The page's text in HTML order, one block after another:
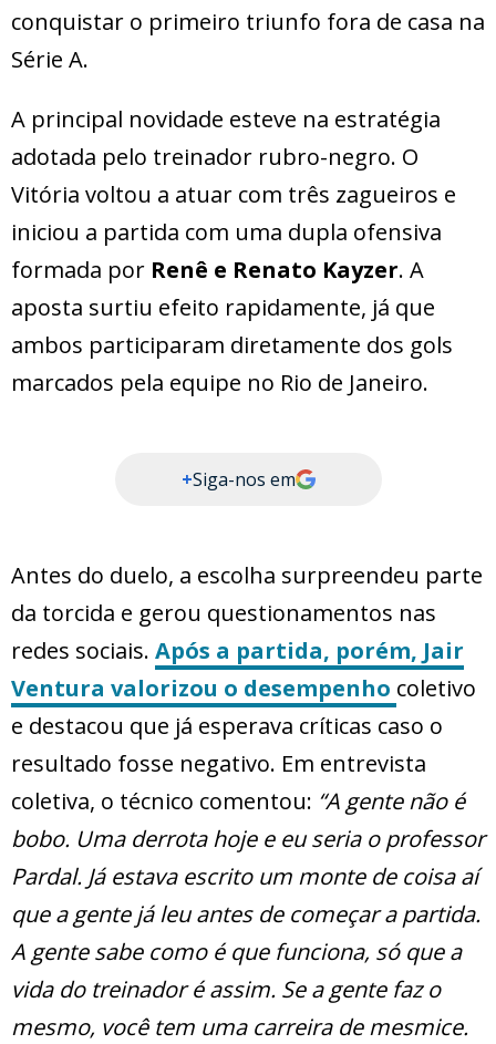
conquistar o primeiro triunfo fora de casa na
Série A.
A principal novidade esteve na estratégia
adotada pelo treinador rubro-negro. O
Vitória voltou a atuar com três zagueiros e
iniciou a partida com uma dupla ofensiva
formada por Renê e Renato Kayzer. A
aposta surtiu efeito rapidamente, já que
ambos participaram diretamente dos gols
marcados pela equipe no Rio de Janeiro.
+Siga-nos em
Antes do duelo, a escolha surpreendeu parte
da torcida e gerou questionamentos nas
redes sociais. Após a partida, porém, Jair
Ventura valorizou o desempenho coletivo
e destacou que já esperava críticas caso o
resultado fosse negativo. Em entrevista
coletiva, o técnico comentou: “A gente não é
bobo. Uma derrota hoje e eu seria o professor
Pardal. Já estava escrito um monte de coisa aí
que a gente já leu antes de começar a partida.
A gente sabe como é que funciona, só que a
vida do treinador é assim. Se a gente faz o
mesmo, você tem uma carreira de mesmice.